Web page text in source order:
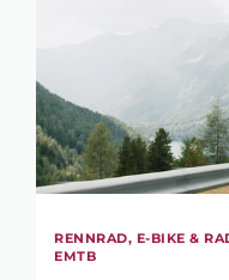
RENNRAD, E-BIKE &
EMTB